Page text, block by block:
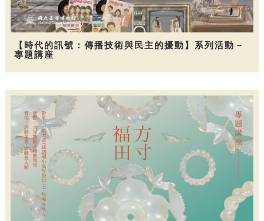
【時代的訊號：傳播技術與民主的擾動】系列活動－
專題講座